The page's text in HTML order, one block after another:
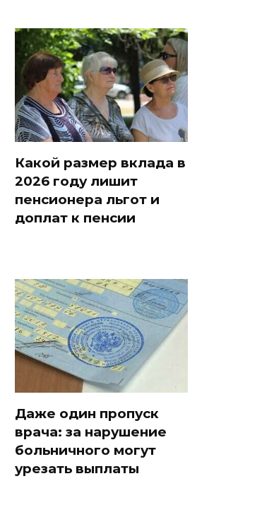
Какой размер вклада в
2026 году лишит
пенсионера льгот и
доплат к пенсии
Даже один пропуск
врача: за нарушение
больничного могут
урезать выплаты